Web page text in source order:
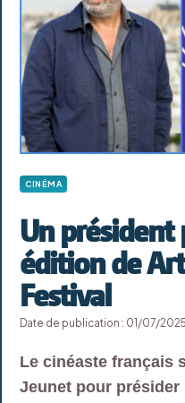
CINÉMA
Un président
édition de
Festival
Date de publication : 01/07/2025
Le cinéaste français
Jeunet pour présider